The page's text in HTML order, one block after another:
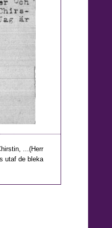
...(Herr
utaf de bleka